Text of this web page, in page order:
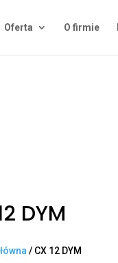
Oferta O firmie
DYM
/ CX 12 DYM